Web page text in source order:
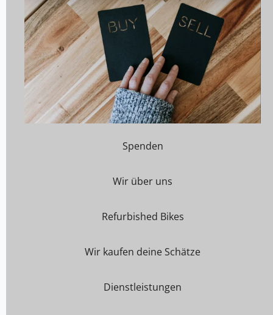
Spenden
Wir über uns
Refurbished Bikes
Wir kaufen deine Schätze
Dienstleistungen